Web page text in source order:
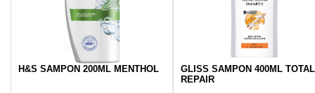
H&S SAMPON 200ML MENTHOL
GLISS SAMPON 400ML TOTAL
REPAIR